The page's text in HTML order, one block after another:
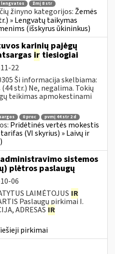
lengvatos
žmį 8 str
žinyno kategorijos: Žemės
» Lengvatų taikymas
(išskyrus ūkininkus)
karinių pajėgų
ir tiesiogiai
22
Ši informacija skelbiama:
str.) Ne, negalima. Tokių
teikimas apmokestinami
0 proc pvmį 44 str 2 d
Pridėtinės vertės mokestis
(VI skyrius) » Laivų ir
administravimo sistemos
plėtros paslaugų
06
LAIMĖTOJUS IR
Paslaugų pirkimai I.
ADRESAS IR
pirkimai